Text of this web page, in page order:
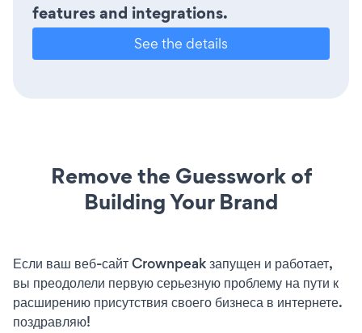
features and integrations.
See the details
Remove the Guesswork of
Building Your Brand
Если ваш веб-сайт Crownpeak запущен и работает,
вы преодолели первую серьезную проблему на пути к
расширению присутствия своего бизнеса в интернете.
поздравляю!